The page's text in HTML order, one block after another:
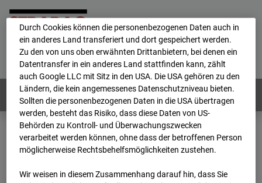
Home E-Mail Impressum
Login
Deutsch / English
Webcams: Alle Länder
Home
Deutschland
BC-186 - BV-Lübbenau Nordkopf
Archiv
2026
07 08 11:00
Durch Cookies können die personenbezogenen Daten auch in
ein anderes Land transferiert und dort gespeichert werden.
Zu den von uns oben erwähnten Drittanbietern, bei denen ein
Datentransfer in ein anderes Land stattfinden kann, zählt
auch Google LLC mit Sitz in den USA. Die USA gehören zu den
Ländern, die kein angemessenes Datenschutzniveau bieten.
Sollten die personenbezogenen Daten in die USA übertragen
werden, besteht das Risiko, dass diese Daten von US-
Behörden zu Kontroll- und Überwachungszwecken
verarbeitet werden können, ohne dass der betroffenen Person
möglicherweise Rechtsbehelfsmöglichkeiten zustehen.
Wir weisen in diesem Zusammenhang darauf hin, dass Sie